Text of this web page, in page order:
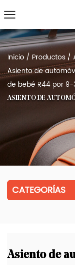
Inicio / Productos /
Asiento de
de bebé R44 por
ASIENTO DE
CATEGORÍAS
Asiento de